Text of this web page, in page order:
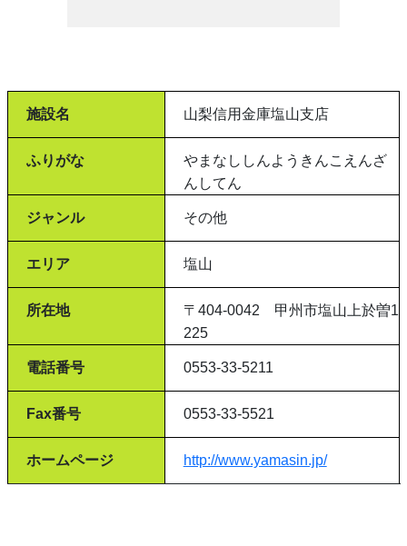
施設名 山梨信用金庫塩山支店
ふりがな
やまなししんようきんこえんざ
んしてん
ジャンル その他
エリア 塩山
所在地
〒404-0042 甲州市塩山上於曽1
225
電話番号 0553-33-5211
Fax番号 0553-33-5521
ホームページ http://www.yamasin.jp/